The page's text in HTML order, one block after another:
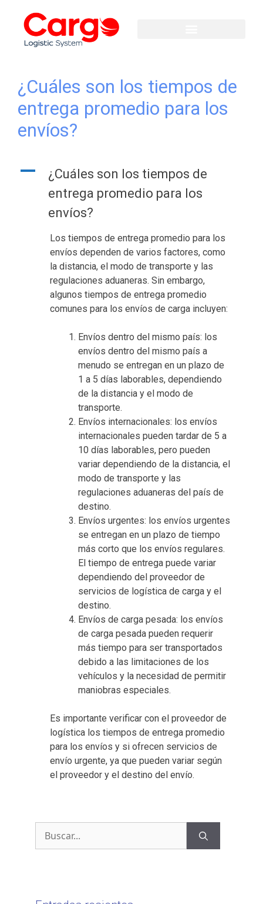
¿Cuáles son los tiempos de
entrega promedio para los
envíos?
A
¿Cuáles son los tiempos de
entrega promedio para los
envíos?
Los tiempos de entrega promedio para los
envíos dependen de varios factores, como
la distancia, el modo de transporte y las
regulaciones aduaneras. Sin embargo,
algunos tiempos de entrega promedio
comunes para los envíos de carga incluyen:
Envíos dentro del mismo país: los
envíos dentro del mismo país a
menudo se entregan en un plazo de
1 a 5 días laborables, dependiendo
de la distancia y el modo de
transporte.
Envíos internacionales: los envíos
internacionales pueden tardar de 5 a
10 días laborables, pero pueden
variar dependiendo de la distancia, el
modo de transporte y las
regulaciones aduaneras del país de
destino.
Envíos urgentes: los envíos urgentes
se entregan en un plazo de tiempo
más corto que los envíos regulares.
El tiempo de entrega puede variar
dependiendo del proveedor de
servicios de logística de carga y el
destino.
Envíos de carga pesada: los envíos
de carga pesada pueden requerir
más tiempo para ser transportados
debido a las limitaciones de los
vehículos y la necesidad de permitir
maniobras especiales.
Es importante verificar con el proveedor de
logística los tiempos de entrega promedio
para los envíos y si ofrecen servicios de
envío urgente, ya que pueden variar según
el proveedor y el destino del envío.